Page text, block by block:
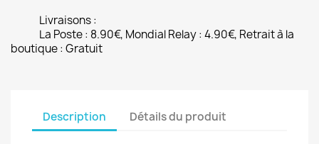
Livraisons :
La Poste : 8.90€, Mondial Relay : 4.90€, Retrait à la
boutique : Gratuit
Description Détails du produit